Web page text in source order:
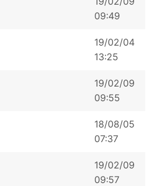
09:49
19/02/04
13:25
19/02/09
09:55
18/08/05
07:37
19/02/09
09:57